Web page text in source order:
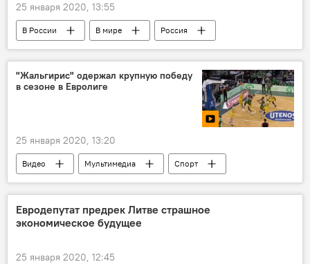
25 января 2020, 13:55
В России В мире
Россия
Украина
Дмитрий Песков
"Жальгирис" одержал крупную победу
в сезоне в Евролиге
25 января 2020, 13:20
Видео Мультимедиа
Спорт
Литва
Баскетбольный клуб "Жальгирис"
Евродепутат предрек Литве страшное
экономическое будущее
25 января 2020, 12:45